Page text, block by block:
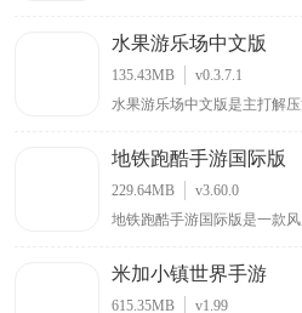
适配不同水平玩家随心游玩
制，把控节奏点击音符，感
时本作是稳定性极强的本地
谱双向功能，搭建玩家创作
水果游乐场中文版
135.43MB
v0.3.7.1
水果游乐场中文版是主打解
搭建机械装置、载具车辆、
品。搭配全视角自由切换功
化建造手感。本次上线全新
界面，扫清语言障碍，轻松
地铁跑酷手游国际版
229.64MB
v3.60.0
地铁跑酷手游国际版是一款
角杰克，因地铁轨道涂鸦被
激的无尽逃亡之旅。通过上
米加小镇世界手游
615.35MB v1.99